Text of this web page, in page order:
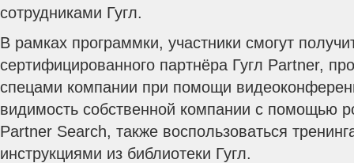
сотрудниками Гугл.
В рамках программки, участники смогут
сертифицированного партнёра Гугл Partner,
спецами компании при помощи
видимость собственной компании с помощью
Partner Search, также воспользоваться
инструкциями из библиотеки Гугл.